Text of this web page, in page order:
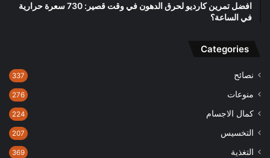
افضل تمرين كارديو لحرق الدهون في وقت قصير: 730 سعرة حرارية
في الساعة؟
Categories
نصائح 337
منوعات 276
كمال الاجسام 224
التخسيس 207
التغذية 369